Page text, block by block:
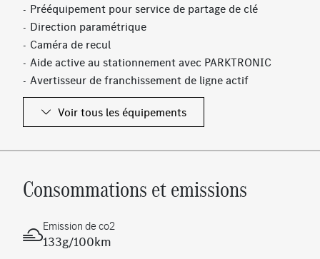
Prééquipement pour service de partage de clé
Direction paramétrique
Caméra de recul
Aide active au stationnement avec PARKTRONIC
Avertisseur de franchissement de ligne actif
Rétroviseur intérieur à commutation jour/nuit
automatique
Jantes alliage 43,2 cm (17") à 10 branches noir/naturel
Antenne GPS
Banquette arrière rabattable
Airbag genou
Voir tous les équipements
Consommations et emissions
Emission de co2
133g/100km